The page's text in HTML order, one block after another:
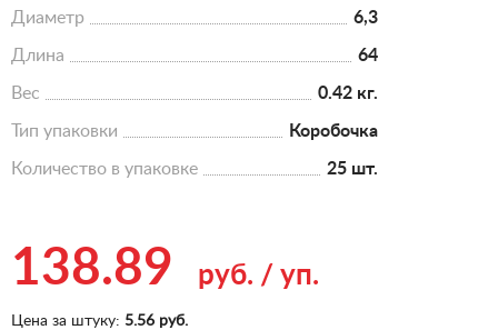
Диаметр 6,3
Длина 64
Вес 0.42 кг.
Тип упаковки Коробочка
Количество в упаковке 25 шт.
138.89 руб. / уп.
Цена за штуку: 5.56 руб.